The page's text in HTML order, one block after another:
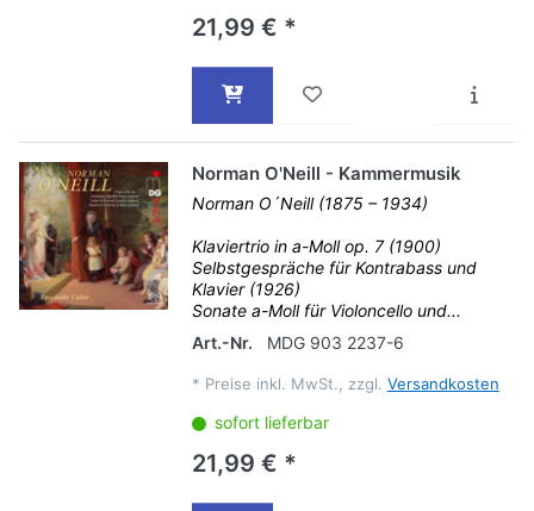
21,99 € *
Norman O'Neill - Kammermusik
Norman O´Neill (1875 – 1934)
Klaviertrio in a-Moll op. 7 (1900)
Selbstgespräche für Kontrabass und
Klavier (1926)
Sonate a-Moll für Violoncello und...
Art.-Nr.
MDG 903 2237-6
* Preise inkl. MwSt., zzgl. Versandkosten
sofort lieferbar
21,99 € *